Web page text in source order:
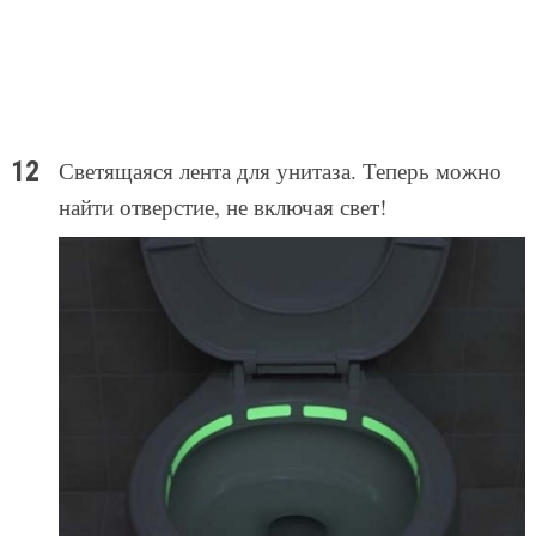
Светящаяся лента для унитаза. Теперь можно
найти отверстие, не включая свет!